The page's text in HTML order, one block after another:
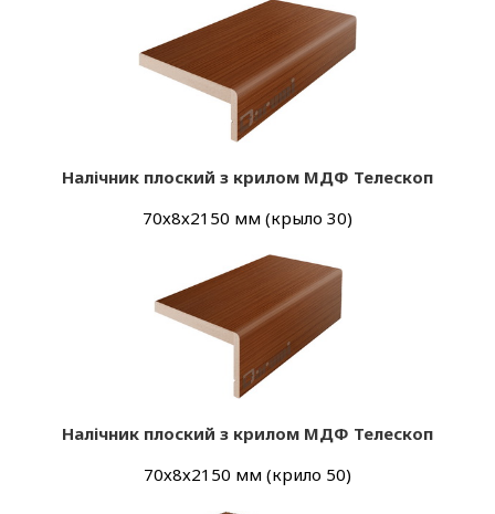
Налічник плоский з крилом МДФ Телескоп
70х8х2150 мм (крыло 30)
Налічник плоский з крилом МДФ Телескоп
70х8х2150 мм (крило 50)